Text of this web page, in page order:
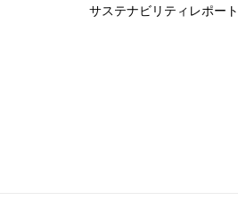
サステナビリティレポート